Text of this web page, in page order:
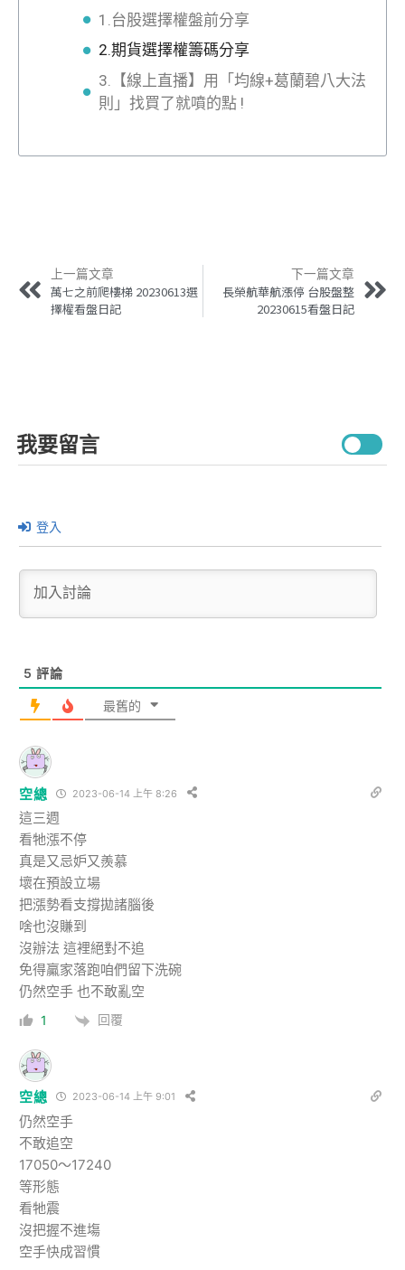
1.台股選擇權盤前分享
2.期貨選擇權籌碼分享
3.【線上直播】用「均線+葛蘭碧八大法
則」找買了就噴的點 !
上一篇文章
萬七之前爬樓梯 20230613選
擇權看盤日記
下一篇文章
長榮航華航漲停 台股盤整
20230615看盤日記
我要留言
登入
5 評論
最舊的
空總 2023-06-14 上午 8:26
這三週
看牠漲不停
真是又忌妒又羨慕
壞在預設立場
把漲勢看支撐拋諸腦後
啥也沒賺到
沒辦法 這裡絕對不追
免得驘家落跑咱們留下洗碗
仍然空手 也不敢亂空
1 回覆
空總 2023-06-14 上午 9:01
仍然空手
不敢追空
17050～17240
等形態
看牠震
沒把握不進塲
空手快成習慣